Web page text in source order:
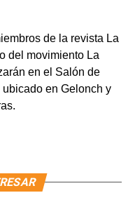
de la revista La
del movimiento La
en el Salón de
en Gelonch y